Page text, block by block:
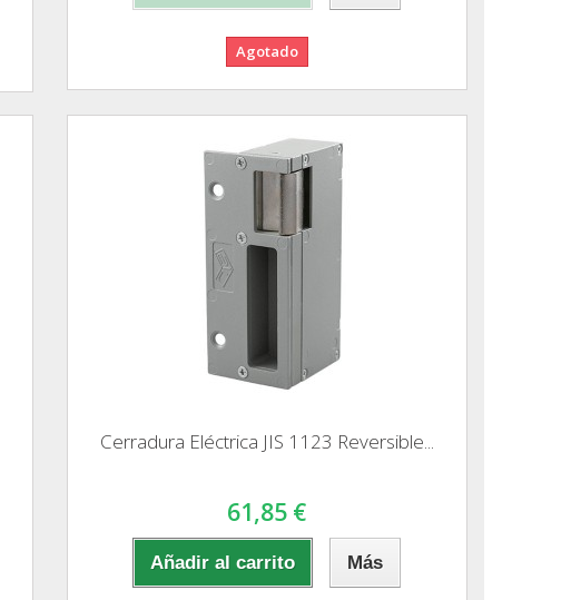
Agotado
Cerradura Eléctrica JIS 1123 Reversible...
61,85 €
Añadir al carrito Más